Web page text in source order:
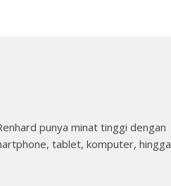
punya minat tinggi dengan
tablet, komputer, hingga